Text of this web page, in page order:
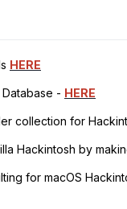
HERE
- HERE
collection for
Hackintosh by
for macOS